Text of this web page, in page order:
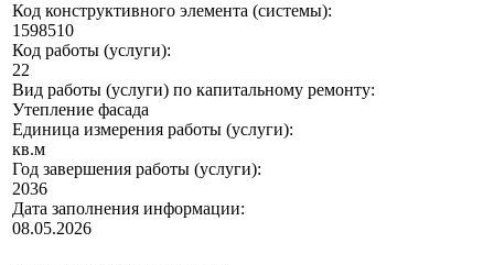
Код конструктивного элемента (системы):
1598510
Код работы (услуги):
22
Вид работы (услуги) по капитальному ремонту:
Утепление фасада
Единица измерения работы (услуги):
кв.м
Год завершения работы (услуги):
2036
Дата заполнения информации:
08.05.2026